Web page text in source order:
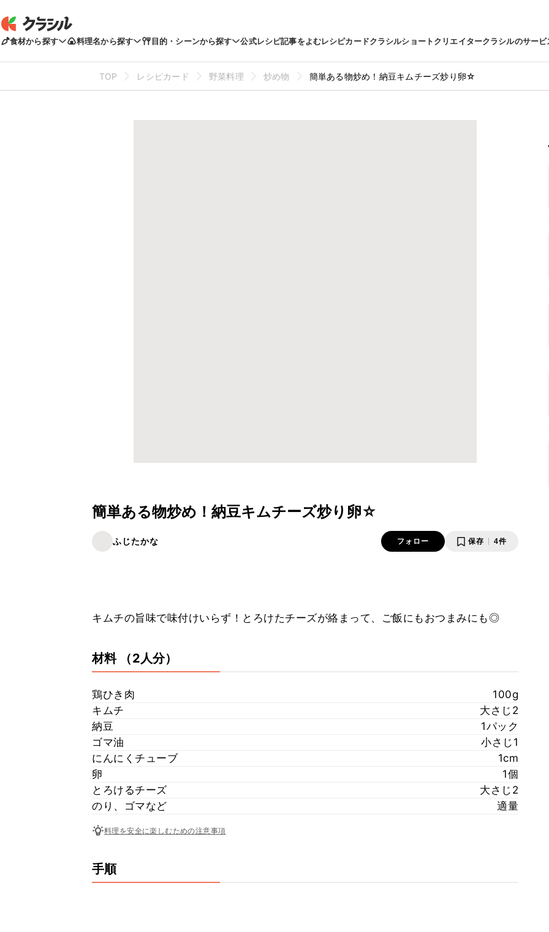
食材から探す 料理名から探す 目的・シーンから探す 公式レシピ記事をよむレシピカードクラシルショートクリエイタークラシルのサービ
TOP レシピカード 野菜料理 炒め物 簡単ある物炒め！納豆キムチーズ炒り卵☆
簡単ある物炒め！納豆キムチーズ炒り卵☆
ふじたかな フォロー 保存 4件
キムチの旨味で味付けいらず！とろけたチーズが絡まって、ご飯にもおつまみにも◎
材料 （2人分）
鶏ひき肉
100g
キムチ
大さじ2
納豆
1パック
ゴマ油
小さじ1
にんにくチューブ
1cm
卵
1個
とろけるチーズ
大さじ2
のり、ゴマなど
適量
料理を安全に楽しむための注意事項
手順